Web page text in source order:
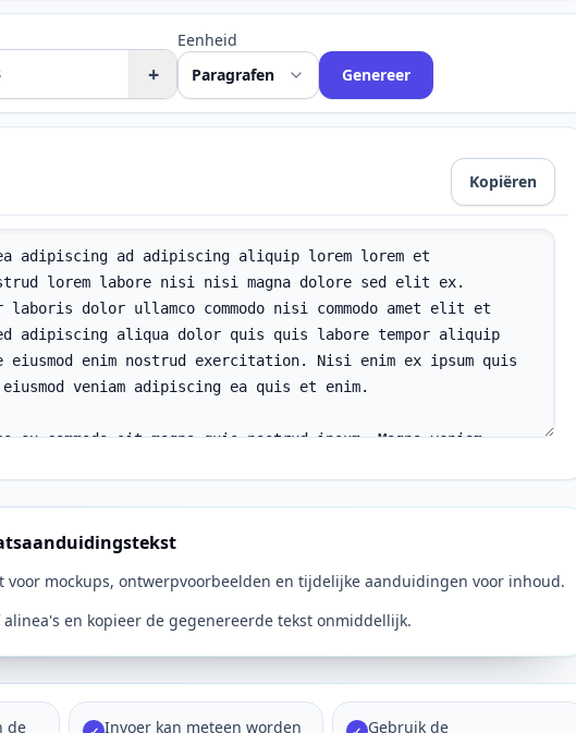
+
Eenheid
Genereer
Kopiëren
voor mockups, ontwerpvoorbeelden en tijdelijke aanduidingen voor inhoud.
en kopieer de gegenereerde tekst onmiddellijk.
de
Invoer kan meteen worden
Gebruik de